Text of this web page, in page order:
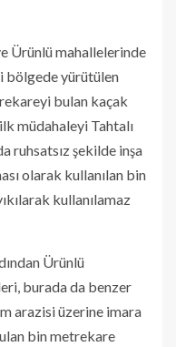
Ürünlü mahallelerinde
bölgede yürütülen
bulan kaçak
müdahaleyi Tahtalı
ruhsatsız şekilde inşa
olarak kullanılan bin
kullanılamaz
Ürünlü
burada da benzer
arazisi üzerine imara
bin metrekare